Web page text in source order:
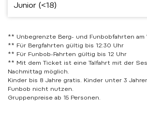
Junior (<18)
** Unbegrenzte Berg- und Funbobfahrten am
** Für Bergfahrten gültig bis 12:30 Uhr
** Für Funbob-Fahrten gültig bis 12 Uhr
** Mit dem Ticket ist eine Talfahrt mit der
Nachmittag möglich.
Kinder bis 8 Jahre gratis. Kinder unter 3
Funbob nicht nutzen.
Gruppenpreise ab 15 Personen.